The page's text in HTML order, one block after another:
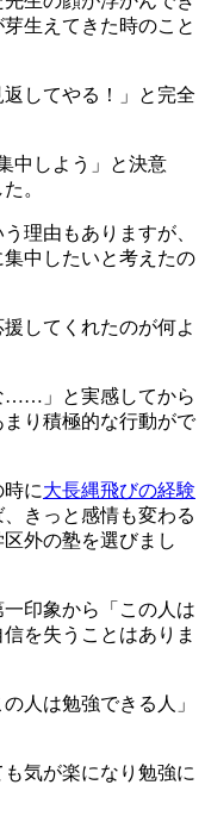
生えてきた時のこと
してやる！」と完全
中しよう」と決意
。
理由もありますが、
中したいと考えたの
してくれたのが何よ
……」と実感してから
り積極的な行動がで
に大長縄飛びの経験
きっと感情も変わる
外の塾を選びまし
印象から「この人は
を失うことはありま
人は勉強できる人」
気が楽になり勉強に